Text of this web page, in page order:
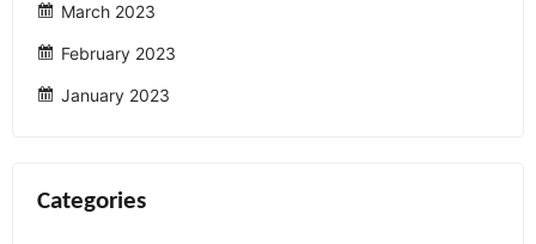
March 2023
February 2023
January 2023
Categories